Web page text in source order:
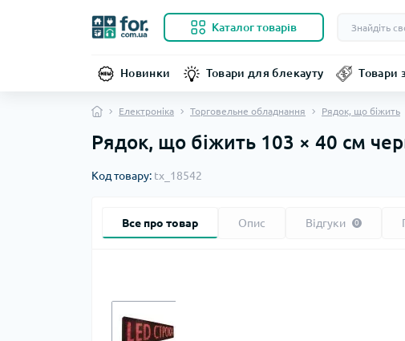
Каталог товарів
Новинки Товари для блекауту Товари
Електроніка Торговельне обладнання Рядок, що біжить
Рядок, що біжить 103 × 40 см
Код товару: tx_18542
Все про товар Опис Відгуки 0